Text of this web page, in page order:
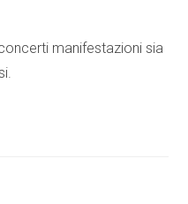
manifestazioni sia